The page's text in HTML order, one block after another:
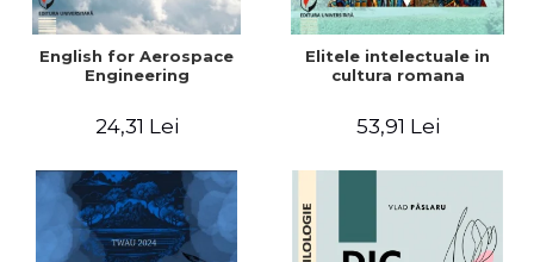
English for Aerospace
Engineering
24,31 Lei
Elitele intelectuale in
cultura romana
53,91 Lei